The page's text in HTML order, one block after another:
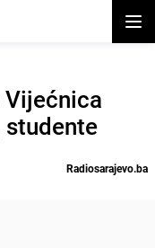
Vijećnica
Radiosarajevo.ba